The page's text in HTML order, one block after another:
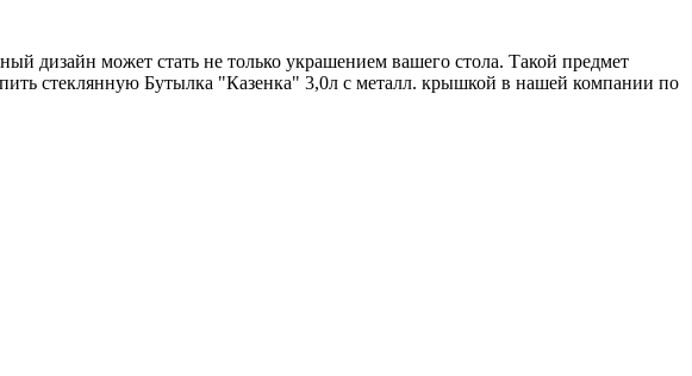
дизайн может стать не только украшением вашего стола. Такой предмет
стеклянную Бутылка "Казенка" 3,0л с металл. крышкой в нашей компании по